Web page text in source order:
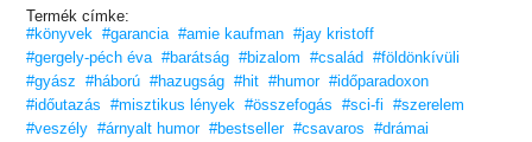
Zila, Fin és Scarlett (és MAGELLÁN!): barátokat és ellenségeket
szereznek,
no meg történelmet írnak? Oké, miért ne?
Tyler, Kal és Auri: összefognak a galaxis két leggyűlöltebb
gonosztevőjével? Ööö, oké. Legyen.
Termék címke:
#könyvek #garancia #amie kaufman #jay kristoff
#gergely-péch éva #barátság #bizalom #család
#földönkívüli
#gyász
#háború #hazugság #hit #humor #időparadoxon
#időutazás
#misztikus lények #összefogás #sci-fi
#szerelem
#veszély #árnyalt humor #bestseller #csavaros
#drámai